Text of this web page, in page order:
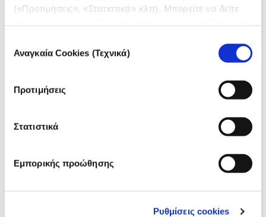
(«Προτιμήσεις», «Στατιστικά» κλπ). Μπορείτε να δείτε
συγκατάθεσης
Αναγκαία Cookies (Τεχνικά)
Προτιμήσεις
Στατιστικά
Εμπορικής προώθησης
Ρυθμίσεις cookies
Credits
iMEdD Incubator για την τοπική